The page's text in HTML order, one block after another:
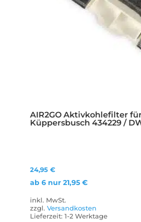
AIR2GO Aktivkohlefilter
Küppersbusch 434229 /
24,95 €
ab 6 nur 21,95 €
inkl. MwSt.
zzgl. Versandkosten
Lieferzeit: 1-2 Werktage